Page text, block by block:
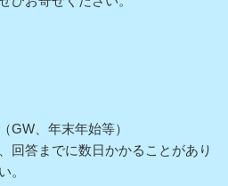
GW、年末年始等）
回答までに数日かかることがあり
。